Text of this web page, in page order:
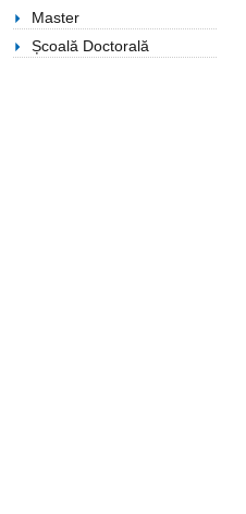
Master
Școală Doctorală